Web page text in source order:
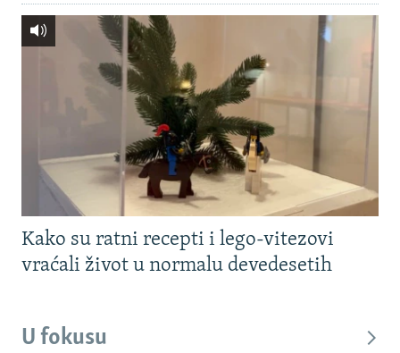
Kako su ratni recepti i lego-vitezovi
vraćali život u normalu devedesetih
U fokusu